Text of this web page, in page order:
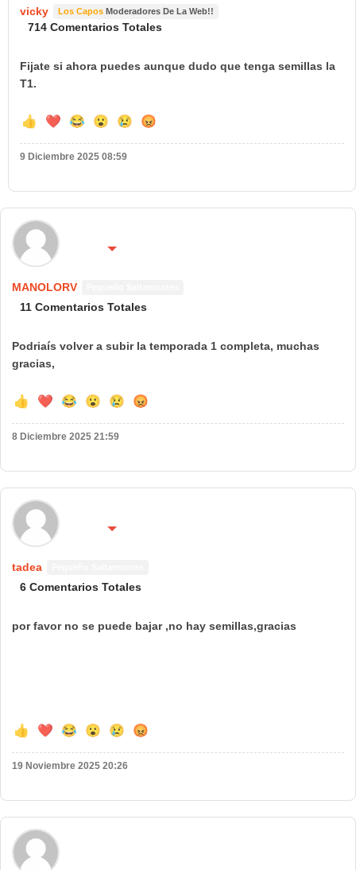
vicky Los Capos Moderadores De La Web!!
714 Comentarios Totales
Fijate si ahora puedes aunque dudo que tenga semillas la
T1.
👍 ❤️ 😂 😮 😢 😡
9 Diciembre 2025 08:59
MANOLORV
11 Comentarios Totales
Podriaís volver a subir la temporada 1 completa, muchas
gracias,
👍 ❤️ 😂 😮 😢 😡
8 Diciembre 2025 21:59
tadea
6 Comentarios Totales
por favor no se puede bajar ,no hay semillas,gracias
👍 ❤️ 😂 😮 😢 😡
19 Noviembre 2025 20:26